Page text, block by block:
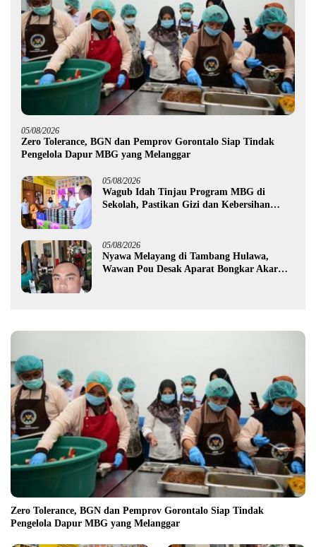
05/08/2026
Zero Tolerance, BGN dan Pemprov Gorontalo Siap Tindak
Pengelola Dapur MBG yang Melanggar
05/08/2026
Wagub Idah Tinjau Program MBG di
Sekolah, Pastikan Gizi dan Kebersihan
05/08/2026
Nyawa Melayang di Tambang Hulawa,
Wawan Pou Desak Aparat Bongkar Akar
Zero Tolerance, BGN dan Pemprov Gorontalo Siap Tindak
Pengelola Dapur MBG yang Melanggar